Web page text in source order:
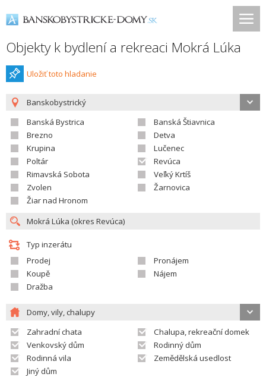
Objekty k bydlení a rekreaci Mokrá Lúka
Uložiť toto hladanie
Banskobystrický
Banská Bystrica
Banská Štiavnica
Brezno
Detva
Krupina
Lučenec
Poltár
Revúca
Rimavská Sobota
Veľký Krtíš
Zvolen
Žarnovica
Žiar nad Hronom
Typ inzerátu
Prodej
Pronájem
Koupě
Nájem
Dražba
Domy, vily, chalupy
Zahradní chata
Chalupa, rekreační domek
Venkovský dům
Rodinný dům
Rodinná vila
Zemědělská usedlost
Jiný dům